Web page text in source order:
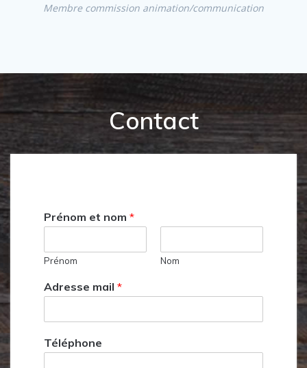
Membre commission animation/communication
Contact
Prénom et nom *
Prénom Nom
Adresse mail *
Téléphone